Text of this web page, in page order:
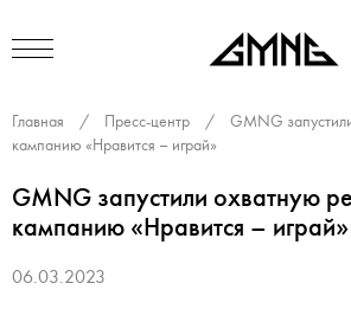
Главная / Пресс-центр /
GMNG
кампанию «Нравится – играй»
GMNG запустили охватную
кампанию «Нравится – играй»
06.03.2023